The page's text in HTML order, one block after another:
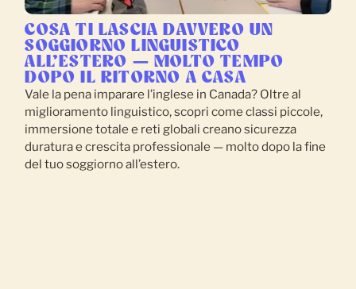
COSA TI LASCIA DAVVERO UN
SOGGIORNO LINGUISTICO
ALL’ESTERO — MOLTO TEMPO
DOPO IL RITORNO A CASA
Vale la pena imparare l’inglese in Canada? Oltre al
miglioramento linguistico, scopri come classi piccole,
immersione totale e reti globali creano sicurezza
duratura e crescita professionale — molto dopo la fine
del tuo soggiorno all’estero.